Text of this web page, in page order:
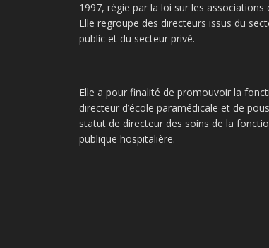
1997, régie par la loi sur les associations
Elle regroupe des directeurs issus du
public et du secteur privé.
Elle a pour finalité de promouvoir la
directeur d’école paramédicale et de
statut de directeur des soins de la
publique hospitalière.